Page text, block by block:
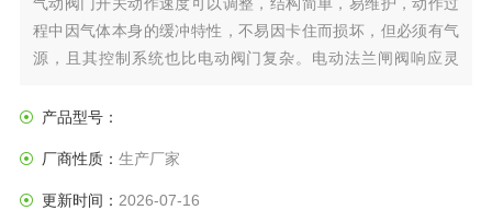
程中因气体本身的缓冲特性，不易因卡住而损坏，但必须有气
源，且其控制系统也比电动阀门复杂。电动法兰闸阀响应灵
设置压缩空气站。电动的就是要电，并能控制其流量的装置
产品型号：
厂商性质： 生产厂家
更新时间： 2026-07-16